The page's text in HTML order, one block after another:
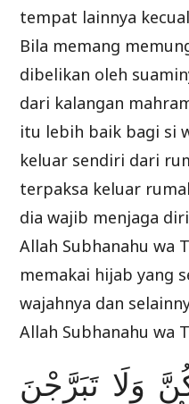
tempat lainnya
Bila memang
dibelikan oleh
dari kalangan
itu lebih baik bagi si
keluar sendiri dari
terpaksa keluar
dia wajib menjaga
Allah Subhanahu wa
memakai hijab yang
wajahnya dan
Allah Subhanahu wa
وَلَا تَبَرَّجْنَ